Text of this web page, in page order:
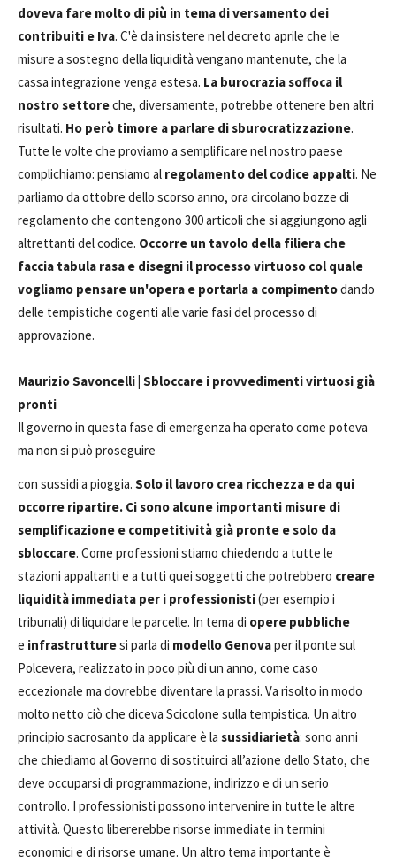
doveva fare molto di più in tema di versamento dei
contribuiti e Iva. C'è da insistere nel decreto aprile che le
misure a sostegno della liquidità vengano mantenute, che la
cassa integrazione venga estesa. La burocrazia soffoca il
nostro settoreche, diversamente, potrebbe ottenere ben altri
risultati. Ho però timore a parlare di sburocratizzazione.
Tutte le volte che proviamo a semplificare nel nostro paese
complichiamo: pensiamo al regolamento del codice appalti. Ne
parliamo da ottobre dello scorso anno, ora circolano bozze di
regolamento che contengono 300 articoli che si aggiungono agli
altrettanti del codice. Occorre un tavolo della filiera che
faccia tabula rasa e disegni il processo virtuoso col quale
vogliamo pensare un'opera e portarla a compimentodando
delle tempistiche cogenti alle varie fasi del processo di
approvazione.
Maurizio Savoncelli | Sbloccare i provvedimenti virtuosi già
pronti
Il governo in questa fase di emergenza ha operato come poteva
ma non si può proseguire
con sussidi a pioggia. Solo il lavoro crea ricchezza e da qui
occorre ripartire. Ci sono alcune importanti misure di
semplificazione e competitività già pronte e solo da
sbloccare. Come professioni stiamo chiedendo a tutte le
stazioni appaltanti e a tutti quei soggetti che potrebbero creare
liquidità immediata per i professionisti(per esempio i
tribunali) di liquidare le parcelle. In tema di opere pubbliche
e infrastrutturesi parla di modello Genovaper il ponte sul
Polcevera, realizzato in poco più di un anno, come caso
eccezionale ma dovrebbe diventare la prassi. Va risolto in modo
molto netto ciò che diceva Scicolone sulla tempistica. Un altro
principio sacrosanto da applicare è la sussidiarietà: sono anni
che chiediamo al Governo di sostituirci all’azione dello Stato, che
deve occuparsi di programmazione, indirizzo e di un serio
controllo. I professionisti possono intervenire in tutte le altre
attività. Questo libererebbe risorse immediate in termini
economici e di risorse umane. Un altro tema importante è